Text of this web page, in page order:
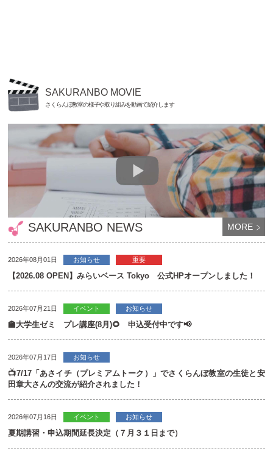
SAKURANBO NEWS MORE
2026年08月01日 お知らせ 重要
【2026.08 OPEN】みらいベース Tokyo 公式HPオープンしました！
2026年07月21日 イベント お知らせ
🏫大学生ゼミ プレ講座(8月)🌻 申込受付中です📢
2026年07月17日 お知らせ
📺7/17「あさイチ（プレミアムトーク）」でさくらんぼ教室の生徒と安
田章大さんの交流が紹介されました！
2026年07月16日 イベント お知らせ
夏期講習・申込期間延長決定（７月３１日まで）
SAKURANBO MOVIE
さくらんぼ教室の様子や取り組みを動画で紹介します